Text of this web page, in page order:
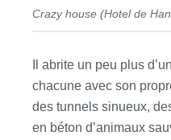
Crazy house (Hotel de
Il abrite un peu plus
chacune avec son
des tunnels sinueux,
en béton d’animaux